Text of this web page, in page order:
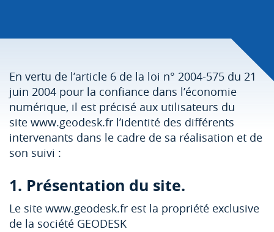
En vertu de l’article 6 de la loi n° 2004-575 du 21
juin 2004 pour la confiance dans l’économie
numérique, il est précisé aux utilisateurs du
site www.geodesk.fr l’identité des différents
intervenants dans le cadre de sa réalisation et de
son suivi :
1. Présentation du site.
Le site www.geodesk.fr est la propriété exclusive
de la société GEODESK